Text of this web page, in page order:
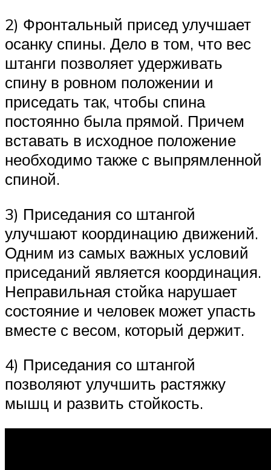
2) Фронтальный присед улучшает
осанку спины. Дело в том, что вес
штанги позволяет удерживать
спину в ровном положении и
приседать так, чтобы спина
постоянно была прямой. Причем
вставать в исходное положение
необходимо также с выпрямленной
спиной.
3) Приседания со штангой
улучшают координацию движений.
Одним из самых важных условий
приседаний является координация.
Неправильная стойка нарушает
состояние и человек может упасть
вместе с весом, который держит.
4) Приседания со штангой
позволяют улучшить растяжку
мышц и развить стойкость.